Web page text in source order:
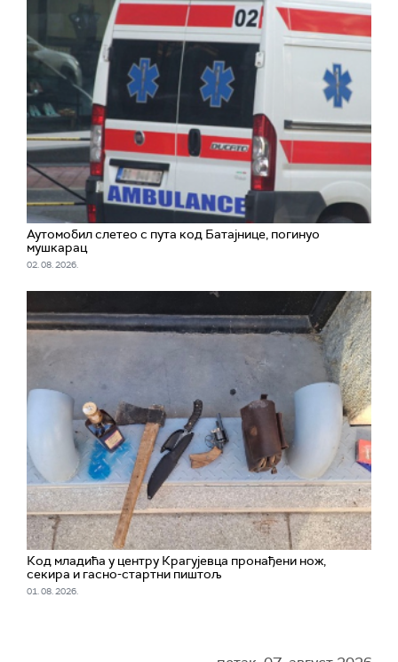
Аутомобил слетео с пута код Батајнице, погинуо
мушкарац
02. 08. 2026.
Код младића у центру Крагујевца пронађени нож,
секира и гасно-стартни пиштољ
01. 08. 2026.